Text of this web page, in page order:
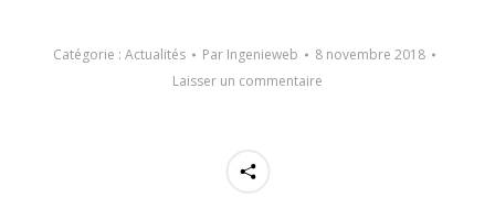
Catégorie : Actualités Par Ingenieweb
8 novembre 2018
Laisser un commentaire